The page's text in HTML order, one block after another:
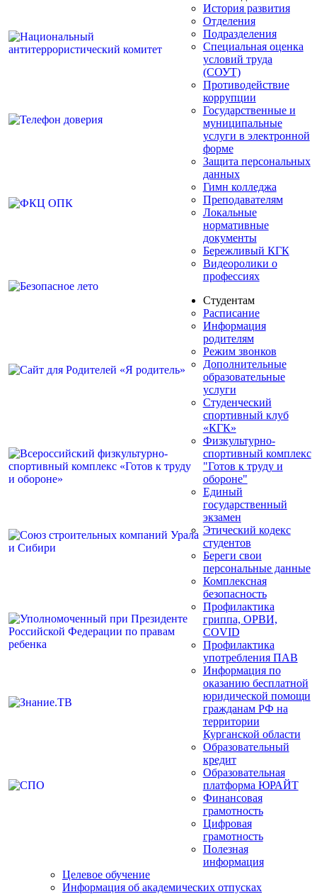
История развития
Отделения
Подразделения
Специальная оценка
условий труда
(СОУТ)
Противодействие
коррупции
Государственные и
муниципальные
услуги в электронной
форме
Защита персональных
данных
Гимн колледжа
Преподавателям
Локальные
нормативные
документы
Бережливый КГК
Видеоролики о
профессиях
Студентам
Расписание
Информация
родителям
Режим звонков
Дополнительные
образовательные
услуги
Студенческий
спортивный клуб
«КГК»
Физкультурно-
спортивный комплекс
"Готов к труду и
обороне"
Единый
государственный
экзамен
Этический кодекс
студентов
Береги свои
персональные данные
Комплексная
безопасность
Профилактика
гриппа, ОРВИ,
COVID
Профилактика
употребления ПАВ
Информация по
оказанию бесплатной
юридической помощи
гражданам РФ на
территории
Курганской области
Образовательный
кредит
Образовательная
платформа ЮРАЙТ
Финансовая
грамотность
Цифровая
грамотность
Полезная
информация
Целевое обучение
Информация об академических отпусках